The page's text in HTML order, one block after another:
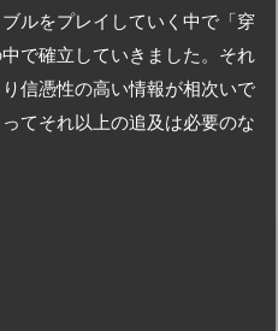
ルをプレイしていく中で「穿
で確立していきました。それ
信憑性の高い情報が相次いで
てそれ以上の追及は必要のな